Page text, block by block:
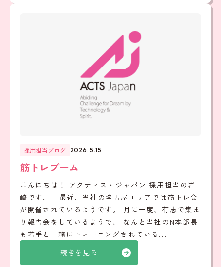
続きを見る
採用担当ブログ 2026.5.15
筋トレブーム
こんにちは！ アクティス・ジャパン 採用担当の岩
崎です。 最近、当社の名古屋エリアでは筋トレ会
が開催されているようです。 月に一度、有志で集ま
り報告会をしているようで、 なんと当社のN本部長
も若手と一緒にトレーニングされている...